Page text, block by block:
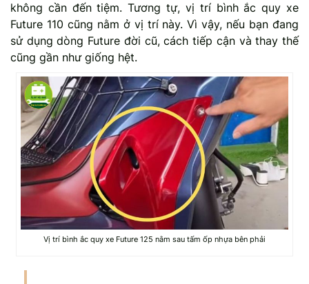
không cần đến tiệm. Tương tự, vị trí bình ắc quy xe
Future 110 cũng nằm ở vị trí này. Vì vậy, nếu bạn đang
sử dụng dòng Future đời cũ, cách tiếp cận và thay thế
cũng gần như giống hệt.
Vị trí bình ắc quy xe Future 125 nằm sau tấm ốp nhựa bên phải